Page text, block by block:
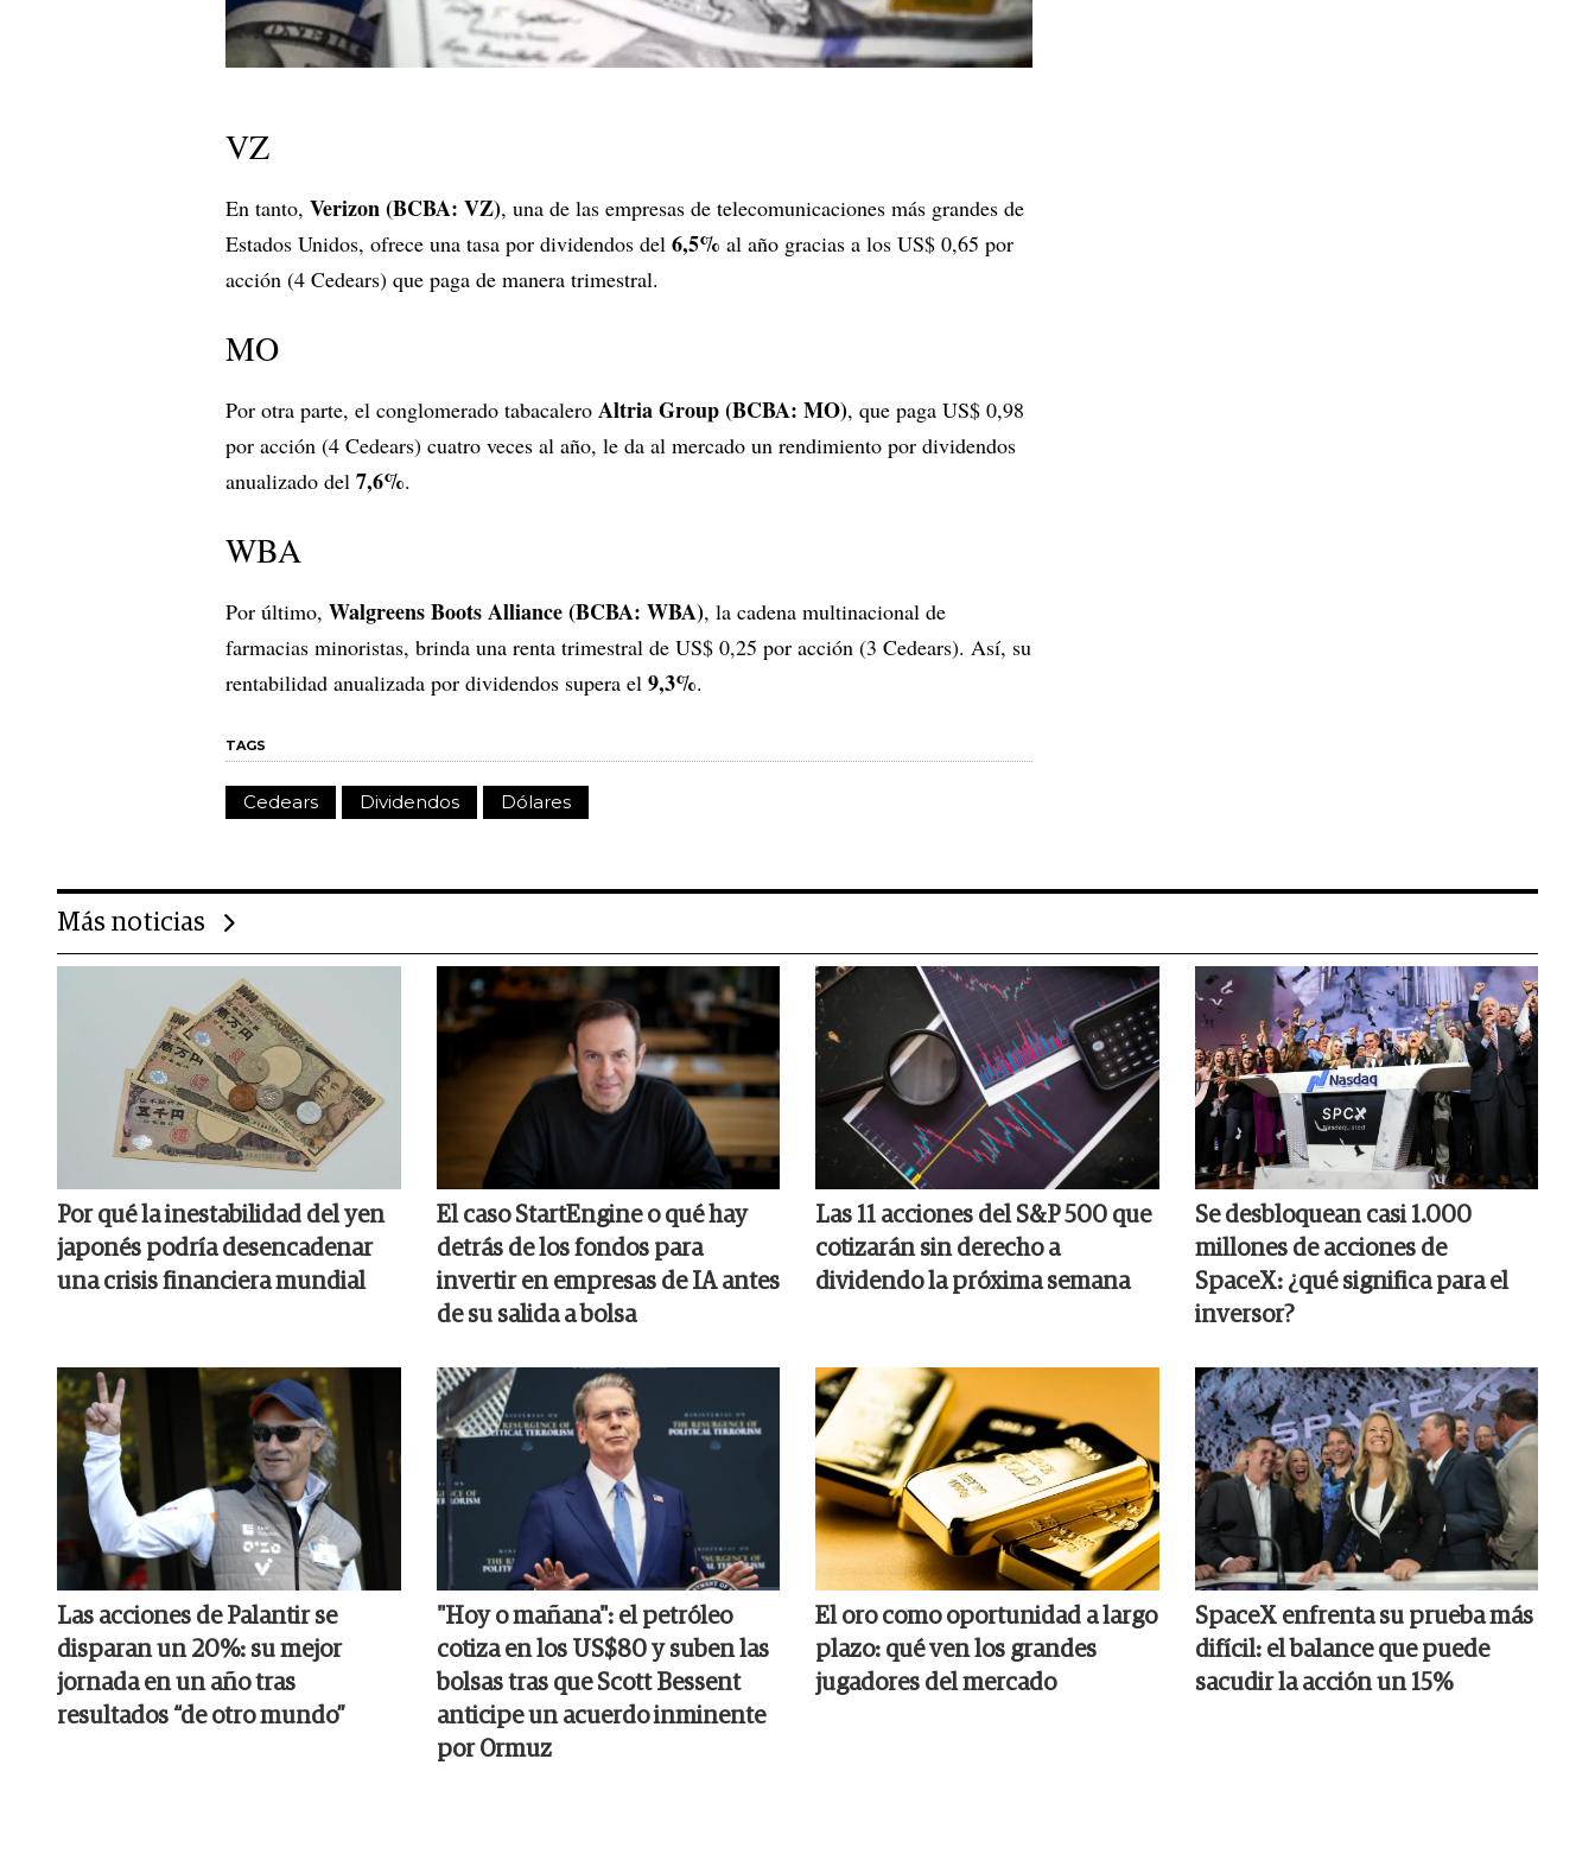
VZ
En tanto, Verizon (BCBA: VZ), una de las empresas de telecomunicaciones más grandes de
Estados Unidos, ofrece una tasa por dividendos del 6,5% al año gracias a los US$ 0,65 por
acción (4 Cedears) que paga de manera trimestral.
MO
Por otra parte, el conglomerado tabacalero Altria Group (BCBA: MO), que paga US$ 0,98
por acción (4 Cedears) cuatro veces al año, le da al mercado un rendimiento por dividendos
anualizado del 7,6%.
WBA
Por último, Walgreens Boots Alliance (BCBA: WBA), la cadena multinacional de
farmacias minoristas, brinda una renta trimestral de US$ 0,25 por acción (3 Cedears). Así, su
rentabilidad anualizada por dividendos supera el 9,3%.
TAGS
Cedears Dividendos Dólares
Más noticias
Por qué la inestabilidad del yen
japonés podría desencadenar
una crisis financiera mundial
El caso StartEngine o qué hay
detrás de los fondos para
invertir en empresas de IA antes
de su salida a bolsa
Las 11 acciones del S&P 500 que
cotizarán sin derecho a
dividendo la próxima semana
Se desbloquean casi 1.000
millones de acciones de
SpaceX: ¿qué significa para el
inversor?
Las acciones de Palantir se
disparan un 20%: su mejor
jornada en un año tras
resultados “de otro mundo”
"Hoy o mañana": el petróleo
cotiza en los US$80 y suben las
bolsas tras que Scott Bessent
anticipe un acuerdo inminente
por Ormuz
El oro como oportunidad a largo
plazo: qué ven los grandes
jugadores del mercado
SpaceX enfrenta su prueba más
difícil: el balance que puede
sacudir la acción un 15%